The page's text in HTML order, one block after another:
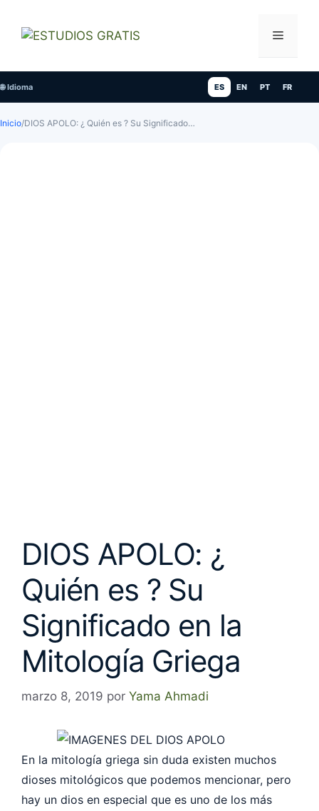
contenido
Menú
🌐 Idioma ES EN PT FR
Inicio/DIOS APOLO: ¿ Quién es ? Su Significado…
DIOS APOLO: ¿
Quién es ? Su
Significado en la
Mitología Griega
marzo 8, 2019 por Yama Ahmadi
En la mitología griega sin duda existen muchos
dioses mitológicos que podemos mencionar, pero
hay un dios en especial que es uno de los más